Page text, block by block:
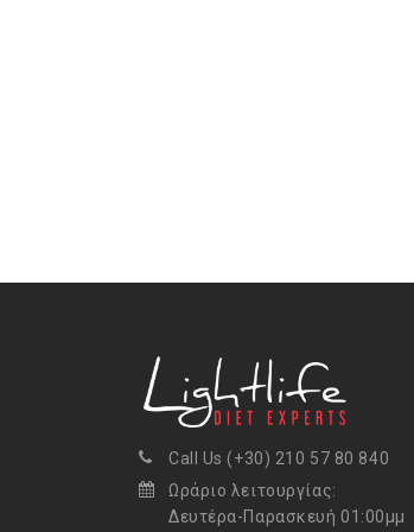
Call Us (+30) 210 57 80 840
Ωράριο λειτουργίας:
Δευτέρα-Παρασκευή 01:00μμ